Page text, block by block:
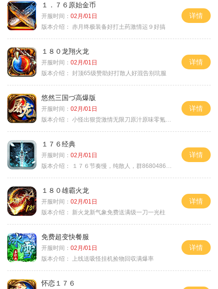
１．７６原始金币
开服时间： 02月/01日
版本介绍： 赤月终极装备好打土药激情运９好搞
详情
１８０龙翔火龙
开服时间： 02月/01日
版本介绍： 封顶65级赞助好打散人好混告别坑服
详情
悠然三国づ高爆版
开服时间： 02月/01日
版本介绍： 小怪出狠货激情无限刀原汁原味零氪通关
详情
１７６经典
开服时间： 02月/01日
版本介绍：
１７６节奏慢，纯散人，群868048665
详情
１８０雄霸火龙
开服时间： 02月/01日
版本介绍：
新火龙新气象免费送满级一刀一光柱
详情
免费超变快餐服
开服时间： 02月/01日
版本介绍：
上线送吸怪挂机捡物回収满爆率
详情
怀恋１７６